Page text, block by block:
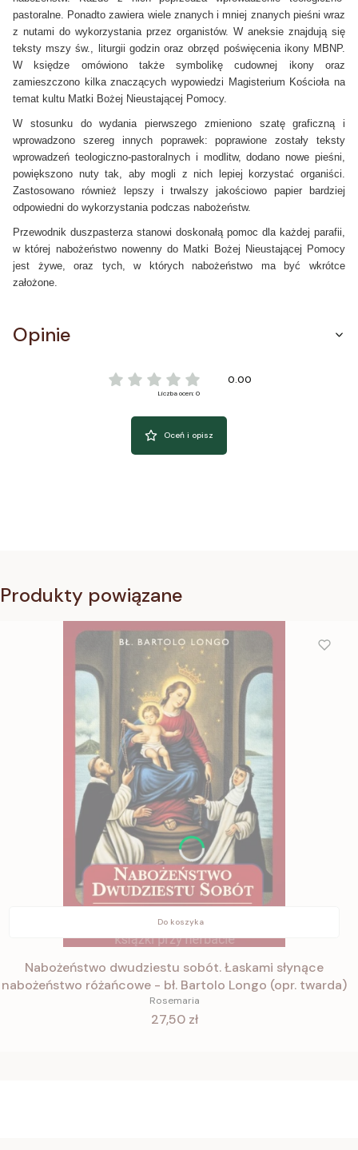
pastoralne. Ponadto zawiera wiele znanych i mniej znanych pieśni wraz
z nutami do wykorzystania przez organistów. W aneksie znajdują się
teksty mszy św., liturgii godzin oraz obrzęd poświęcenia ikony MBNP.
W księdze omówiono także symbolikę cudownej ikony oraz
zamieszczono kilka znaczących wypowiedzi Magisterium Kościoła na
temat kultu Matki Bożej Nieustającej Pomocy.
W stosunku do wydania pierwszego zmieniono szatę graficzną i
wprowadzono szereg innych poprawek: poprawione zostały teksty
wprowadzeń teologiczno-pastoralnych i modlitw, dodano nowe pieśni,
powiększono nuty tak, aby mogli z nich lepiej korzystać organiści.
Zastosowano również lepszy i trwalszy jakościowo papier bardziej
odpowiedni do wykorzystania podczas nabożeństw.
Przewodnik duszpasterza stanowi doskonałą pomoc dla każdej parafii,
w której nabożeństwo nowenny do Matki Bożej Nieustającej Pomocy
jest żywe, oraz tych, w których nabożeństwo ma być wkrótce
założone.
Opinie
0.00
Liczba ocen: 0
Oceń i opisz
Produkty powiązane
Do koszyka
Nabożeństwo dwudziestu sobót. Łaskami słynące
nabożeństwo różańcowe - bł. Bartolo Longo (opr. twarda)
Rosemaria
Cena
27,50 zł